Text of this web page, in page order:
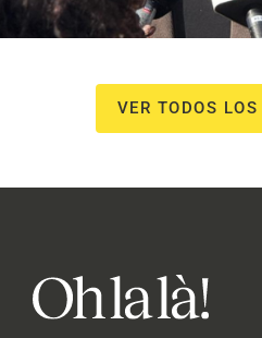
VER TODOS